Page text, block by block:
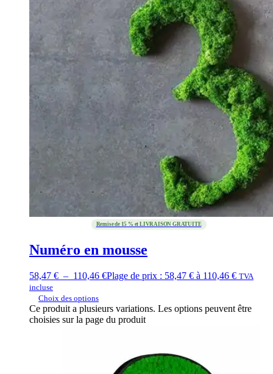
Remise de 15 % et LIVRAISON GRATUITE
Numéro en mousse
58,47 € – 110,46 €Plage de prix : 58,47 € à 110,46 € TVA
incluse
Choix des options
Ce produit a plusieurs variations. Les options peuvent être
choisies sur la page du produit